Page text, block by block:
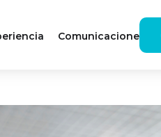
Comunicaciones